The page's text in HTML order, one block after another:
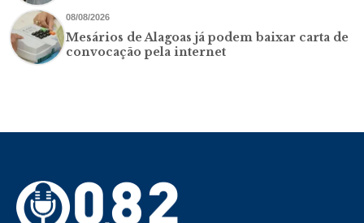
08/08/2026
Mesários de Alagoas já podem baixar carta de
convocação pela internet